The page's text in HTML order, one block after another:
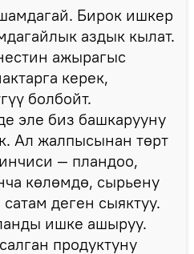
Бирок ишкер
аздык кылат.
ажырагыс
керек,
болбойт.
эле биз башкарууну
Ал жалпысынан төрт
— пландоо,
көлөмдө, сырьену
деген сыяктуу.
ишке ашыруу.
продуктуну